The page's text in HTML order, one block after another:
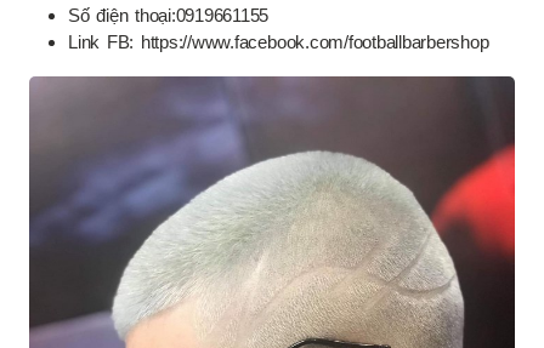
Số điện thoại:0919661155
Link FB: https://www.facebook.com/footballbarbershop